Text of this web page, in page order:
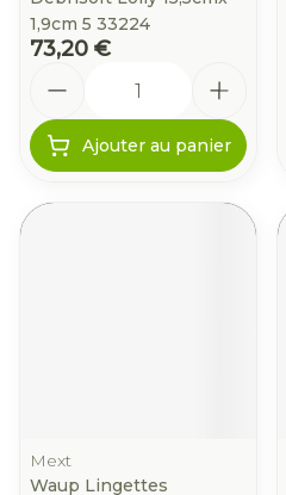
1,9cm 5 33224
73,20 €
Ajouter au panier
Mext
Waup Lingettes